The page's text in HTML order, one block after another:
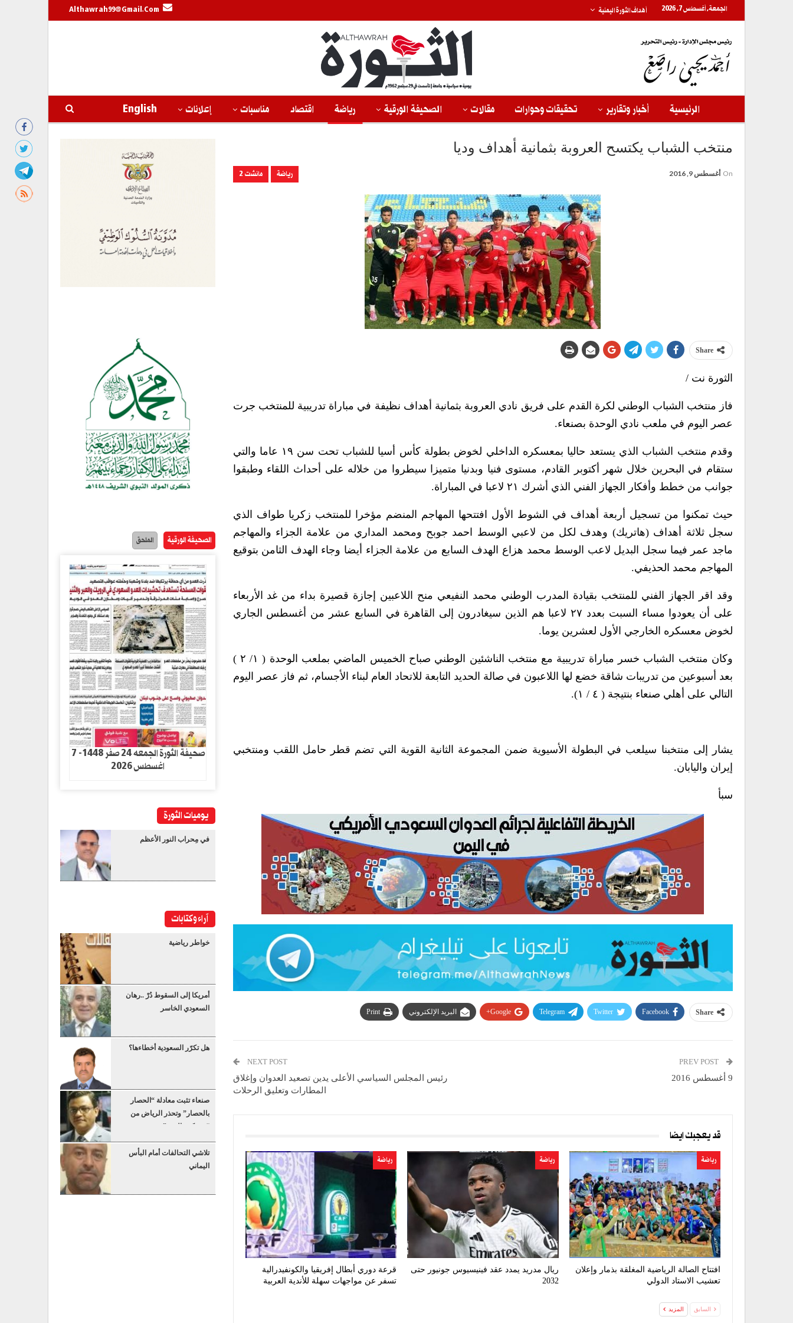
الجمعة, أغسطس 7, 2026 أهداف الثورة اليمنية Althawrah99@gmail.com
الرئيسية أخبار وتقارير تحقيقات وحوارات مقالات الصحيفة الورقية رياضة اقتصاد مناسبات إعلانات English
منتخب الشباب يكتسح العروبة بثمانية أهداف وديا
رياضة مانشت 2 On أغسطس 9, 2016
Share
الثورة نت /
فاز منتخب الشباب الوطني لكرة القدم على فريق نادي العروبة بثمانية أهداف نظيفة في مباراة تدريبية للمنتخب جرت
عصر اليوم في ملعب نادي الوحدة بصنعاء.
وقدم منتخب الشباب الذي يستعد حاليا بمعسكره الداخلي لخوض بطولة كأس أسيا للشباب تحت سن ١٩ عاما والتي
ستقام في البحرين خلال شهر أكتوبر القادم، مستوى فنيا وبدنيا متميزا سيطروا من خلاله على أحداث اللقاء وطبقوا
جوانب من خطط وأفكار الجهاز الفني الذي أشرك ٢١ لاعبا في المباراة.
حيث تمكنوا من تسجيل أربعة أهداف في الشوط الأول افتتحها المهاجم المنضم مؤخرا للمنتخب زكريا طواف الذي
سجل ثلاثة أهداف (هاتريك) وهدف لكل من لاعبي الوسط احمد جوبح ومحمد المداري من علامة الجزاء والمهاجم
ماجد عمر فيما سجل البديل لاعب الوسط محمد هزاع الهدف السابع من علامة الجزاء أيضا وجاء الهدف الثامن بتوقيع
المهاجم محمد الحذيفي.
وقد اقر الجهاز الفني للمنتخب بقيادة المدرب الوطني محمد النفيعي منح اللاعبين إجازة قصيرة بداء من غد الأربعاء
على أن يعودوا مساء السبت بعدد ٢٧ لاعبا هم الذين سيغادرون إلى القاهرة في السابع عشر من أغسطس الجاري
لخوض معسكره الخارجي الأول لعشرين يوما.
وكان منتخب الشباب خسر مباراة تدريبية مع منتخب الناشئين الوطني صباح الخميس الماضي بملعب الوحدة ( ١/ ٢ )
بعد أسبوعين من تدريبات شاقة خضع لها اللاعبون في صالة الحديد التابعة للاتحاد العام لبناء الأجسام، ثم فاز عصر اليوم
التالي على أهلي صنعاء بنتيجة ( ٤ / ١).
يشار إلى منتخبنا سيلعب في البطولة الأسيوية ضمن المجموعة الثانية القوية التي تضم قطر حامل اللقب ومنتخبي
إيران واليابان.
سبأ
Share
Facebook
Twitter
Telegram
Google+ البريد الإلكتروني Print
9 أغسطس 2016
NEXT POST
رئيس المجلس السياسي الأعلى يدين تصعيد العدوان وإغلاق
المطارات وتعليق الرحلات
قد يعجبك ايضا
رياضة
افتتاح الصالة الرياضية المغلقة بذمار وإعلان
تعشيب الاستاد الدولي
رياضة
ريال مدريد يمدد عقد فينيسيوس جونيور حتى
2032
رياضة
قرعة دوري أبطال إفريقيا والكونفيدرالية
تسفر عن مواجهات سهلة للأندية العربية
السابق المزيد
الصحيفة الورقية الملحق
صحيفة الثورة الجمعه 24 صفر 1448- 7
اغسطس 2026
يوميات الثورة
في مِحراب النور الأعظم
آراء وكتابات
خواطر رياضية
أمريكا إلى السقوط دُرْ ..رهان
السعودي الخاسر
هل تكرّر السعودية أخطاءها؟
صنعاء تثبت معادلة “الحصار
بالحصار” وتحذر الرياض من
“عسكرة البحر”
تلاشي التحالفات أمام البأس
اليماني